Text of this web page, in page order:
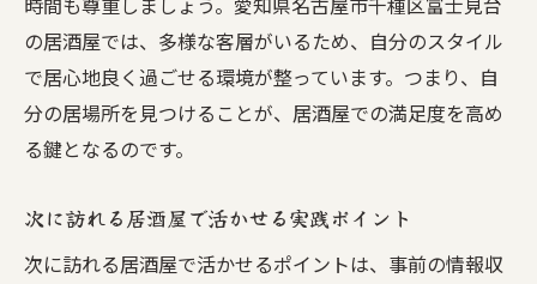
の居酒屋では、多様な客層がいるため、自分のスタイル
で居心地良く過ごせる環境が整っています。つまり、自
分の居場所を見つけることが、居酒屋での満足度を高め
る鍵となるのです。
次に訪れる居酒屋で活かせる実践ポイント
次に訪れる居酒屋で活かせるポイントは、事前の情報収